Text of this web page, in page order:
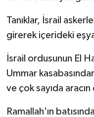
Tanıklar, İsrail
girerek içerideki
İsrail ordusunun El
Ummar
ve çok sayıda aracın
Ramallah'ın